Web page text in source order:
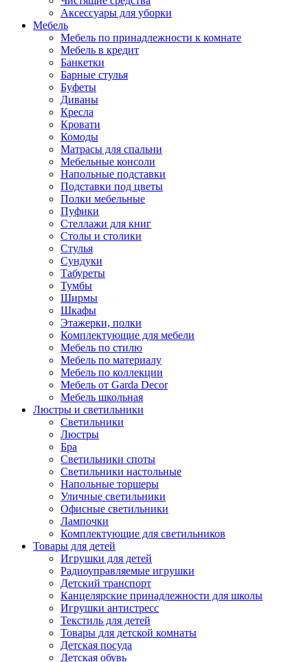
Аксессуары для уборки
Мебель
Мебель по принадлежности к комнате
Мебель в кредит
Банкетки
Барные стулья
Буфеты
Диваны
Кресла
Кровати
Комоды
Матрасы для спальни
Мебельные консоли
Напольные подставки
Подставки под цветы
Полки мебельные
Пуфики
Стеллажи для книг
Столы и столики
Стулья
Сундуки
Табуреты
Тумбы
Ширмы
Шкафы
Этажерки, полки
Комплектующие для мебели
Мебель по стилю
Мебель по материалу
Мебель по коллекции
Мебель от Garda Decor
Мебель школьная
Люстры и светильники
Светильники
Люстры
Бра
Светильники споты
Светильники настольные
Напольные торшеры
Уличные светильники
Офисные светильники
Лампочки
Комплектующие для светильников
Товары для детей
Игрушки для детей
Радиоуправляемые игрушки
Детский транспорт
Канцелярские принадлежности для школы
Игрушки антистресс
Текстиль для детей
Товары для детской комнаты
Детская посуда
Детская обувь